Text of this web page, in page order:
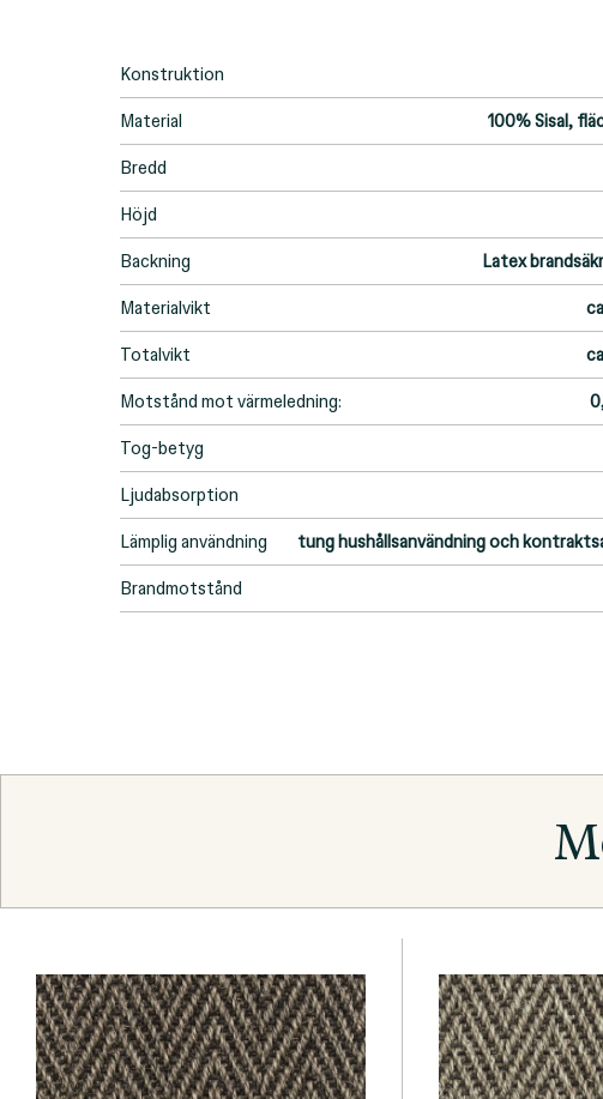
Konstruktion
Material 100% Sisal,
Bredd
Höjd
Backning Latex
Materialvikt
Totalvikt
Motstånd mot värmeledning:
Tog-betyg
Ljudabsorption
Lämplig användning tung hushållsanvändning och
Brandmotstånd